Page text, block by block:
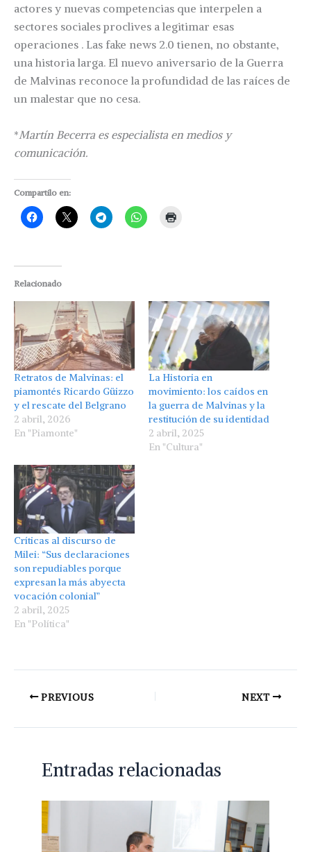
actores y nuevas competencias que interpelen a
sectores sociales proclives a legitimar esas
operaciones . Las fake news 2.0 tienen, no obstante,
una historia larga. El nuevo aniversario de la Guerra
de Malvinas reconoce la profundidad de las raíces de
un malestar que no cesa.
*Martín Becerra es especialista en medios y
comunicación.
Compartilo en:
Relacionado
Retratos de Malvinas: el
piamontés Ricardo Güizzo
y el rescate del Belgrano
2 abril, 2026
En "Piamonte"
La Historia en
movimiento: los caídos en
la guerra de Malvinas y la
restitución de su identidad
2 abril, 2025
En "Cultura"
Críticas al discurso de
Milei: “Sus declaraciones
son repudiables porque
expresan la más abyecta
vocación colonial”
2 abril, 2025
En "Política"
PREVIOUS NEXT
Entradas relacionadas